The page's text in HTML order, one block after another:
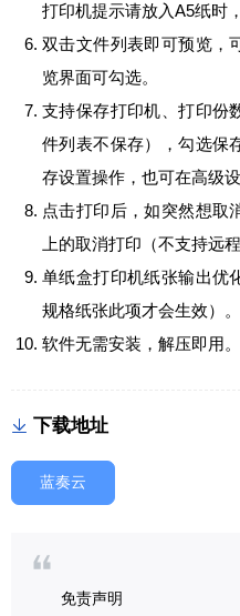
打印机提示请放入A5纸时
双击文件列表即可预览，
览界面可勾选。
支持保存打印机、打印份
件列表不保存），勾选保
存设置操作，也可在高级
点击打印后，如突然想取
上的取消打印（不支持远
单纸盒打印机纸张输出优
规格纸张此项才会生效）。
软件无需安装，解压即用。
下载地址
蓝奏云
免责声明